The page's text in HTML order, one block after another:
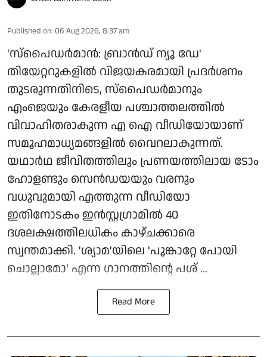
Published on: 06 Aug 2026, 8:37 am
'സ്‌പൈഡർമാൻ: ബ്രാൻഡ് ന്യൂ ഡേ'
തിയേറ്ററുകളിൽ വിജയകരമായി പ്രദർശനം
തുടരുന്നതിനിടെ, സ്പൈഡർമാനും
എംജെയും കേരളീയ പശ്ചാത്തലത്തിൽ
വിവാഹിതരാകുന്ന എ ഐ വീഡിയോയാണ്
സമൂഹമാധ്യമങ്ങളിൽ വൈറലാകുന്നത്.
യഥാർഥ ജീവിതത്തിലും പ്രണയത്തിലായ ടോം
ഹോളണ്ടും സെൻഡയയും വരനും
വധുവുമായി എത്തുന്ന വീഡിയോ
ഇതിനോടകം ഇൻസ്റ്റഗ്രാമിൽ 40
ദശലക്ഷത്തിലധികം കാഴ്ചക്കാരെ
സ്വന്തമാക്കി. 'ശ്യാമ'യിലെ 'പൂങ്കാറ്റേ പോയി
ചൊല്ലാമോ' എന്ന ഗാനത്തിന്റെ പശ് ...
Read More